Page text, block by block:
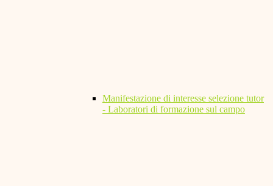
Manifestazione di interesse selezione tutor
- Laboratori di formazione sul campo